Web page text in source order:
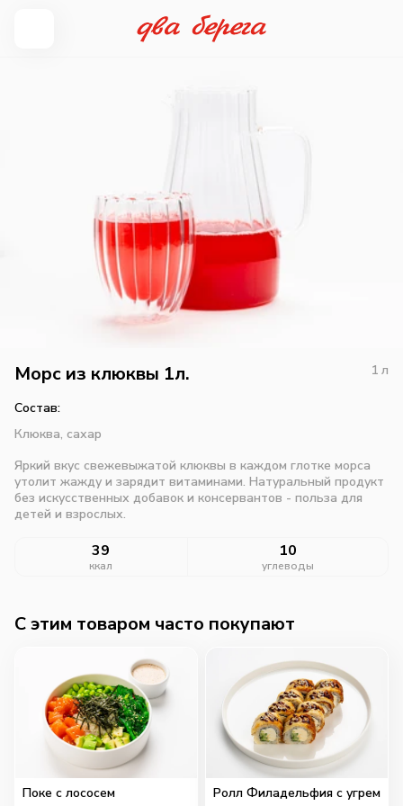
Морс из клюквы 1л. 1 л
Состав:
Клюква, сахар
Яркий вкус свежевыжатой клюквы в каждом глотке морса
утолит жажду и зарядит витаминами. Натуральный продукт
без искусственных добавок и консервантов - польза для
детей и взрослых.
39
ккал
10
углеводы
C этим товаром часто покупают
Поке с лососем Ролл Филадельфия с угрем